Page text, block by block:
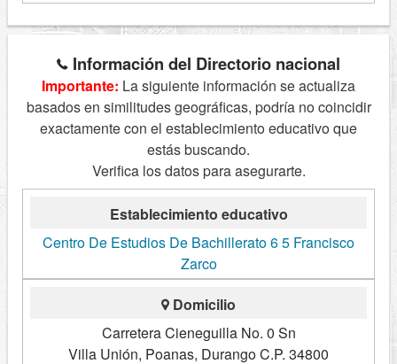
Información del Directorio nacional
Importante: La siguiente información se actualiza
basados en similitudes geográficas, podría no coincidir
exactamente con el establecimiento educativo que
estás buscando.
Verifica los datos para asegurarte.
Establecimiento educativo
Centro De Estudios De Bachillerato 6 5 Francisco
Zarco
Domicilio
Carretera Cieneguilla No. 0 Sn
Villa Unión, Poanas, Durango C.P. 34800